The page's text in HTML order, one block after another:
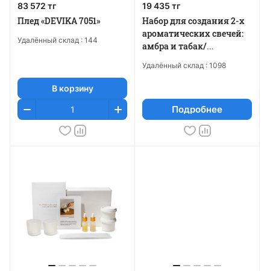
83 572 тг
Плед «DEVIKA 7051»
Удалённый склад : 144
В корзину
19 435 тг
Набор для создания 2-х
ароматических свечей:
амбра и табак/
пачули
Удалённый склад : 1098
Подробнее